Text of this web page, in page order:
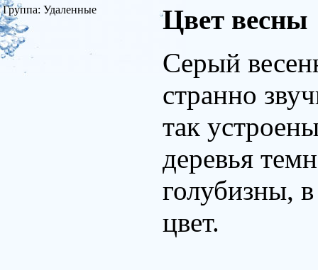
Группа: Удаленные
Цвет весны
Серый
странно
так
деревья
голубизны,
цвет.